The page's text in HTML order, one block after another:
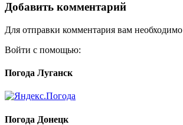
Добавить комментарий
Для отправки комментария вам необходимо
Войти с помощью:
Погода Луганск
Погода Донецк